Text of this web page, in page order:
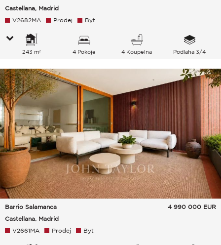
Castellana, Madrid
V2682MA Prodej Byt
243 m² 4 Pokoje 4 Koupelna Podlaha 3/4
Barrio Salamanca
Castellana, Madrid
4 990 000 EUR
V2661MA Prodej Byt